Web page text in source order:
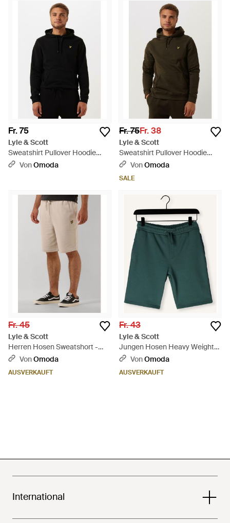
Fr. 75
Lyle & Scott
Sweatshirt Pullover Hoodie
Herren - Schwarz
VonOmoda
Fr. 75Fr. 38
Lyle & Scott
Sweatshirt Pullover Hoodie
Herren - Blau
VonOmoda
SALE
Fr. 45
Lyle & Scott
Herren Hosen Sweatshort -
Natur
VonOmoda
AUSVERKAUFT
Fr. 43
Lyle & Scott
Jungen Hosen Heavy Weight
Sweat Short Boys - Grün
VonOmoda
AUSVERKAUFT
International